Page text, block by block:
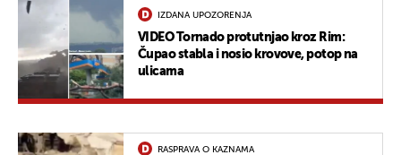
IZDANA UPOZORENJA
VIDEO Tornado protutnjao kroz Rim:
Čupao stabla i nosio krovove, potop na
ulicama
RASPRAVA O KAZNAMA